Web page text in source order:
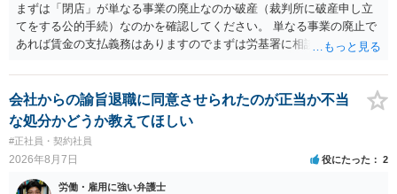
まずは「閉店」が単なる事業の廃止なのか破産（裁判所に破産申し立
てをする公的手続）なのかを確認してください。 単なる事業の廃止で
あれば賃金の支払義務はありますのでまずは労基署に相談してくださ
しいかもしれませんが）賃金などの労働債権は他の債務より優先して
支払われます。ただし支払までにかなり時間がかかるでしょう。 さら
に、「独立行政法人労働者健康安全機構 」という公的機関が未払賃金
の立替事業を行っています。詳しくは、同機構の＜未払賃金立替払相
談コーナー＞ TEL 044-431-8663 相談時間：土日祝日を除く9:15～1
7:00 に相談してみてください。同じように未払となった他の従業員の
方がいれば一緒に相談してみるといいでしょう。
会社からの諭旨退職に同意させられたのが正当か不当
な処分かどうか教えてほしい
#正社員・契約社員
2026年8月7日 役にたった 2
労働・雇用に強い弁護士